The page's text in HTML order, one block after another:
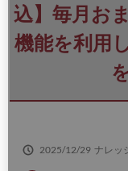
い
込】毎月お
機能を利用
2025/12/29 ナレッ